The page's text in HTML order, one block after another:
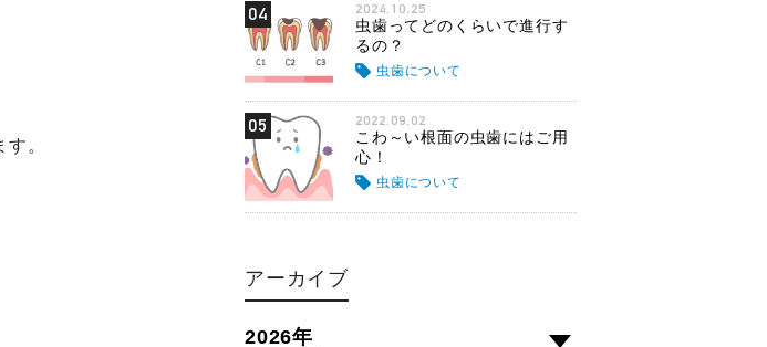
。
04 2024.10.25
虫歯ってどのくらいで進行す
るの？
虫歯について
05 2022.09.02
こわ～い根面の虫歯にはご用
心！
虫歯について
アーカイブ
2026年